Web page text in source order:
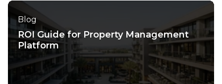
Blog
ROI Guide for Property Management
Platform